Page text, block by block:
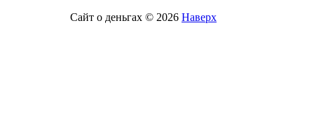
Сайт о деньгах © 2026 Наверх